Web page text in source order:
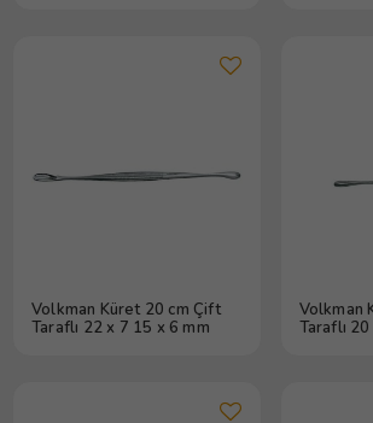
Volkman Küret 20 cm Çift
Taraflı 22 x 7 15 x 6 mm
Volkman
Taraflı